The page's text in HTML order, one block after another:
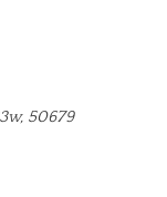
50679